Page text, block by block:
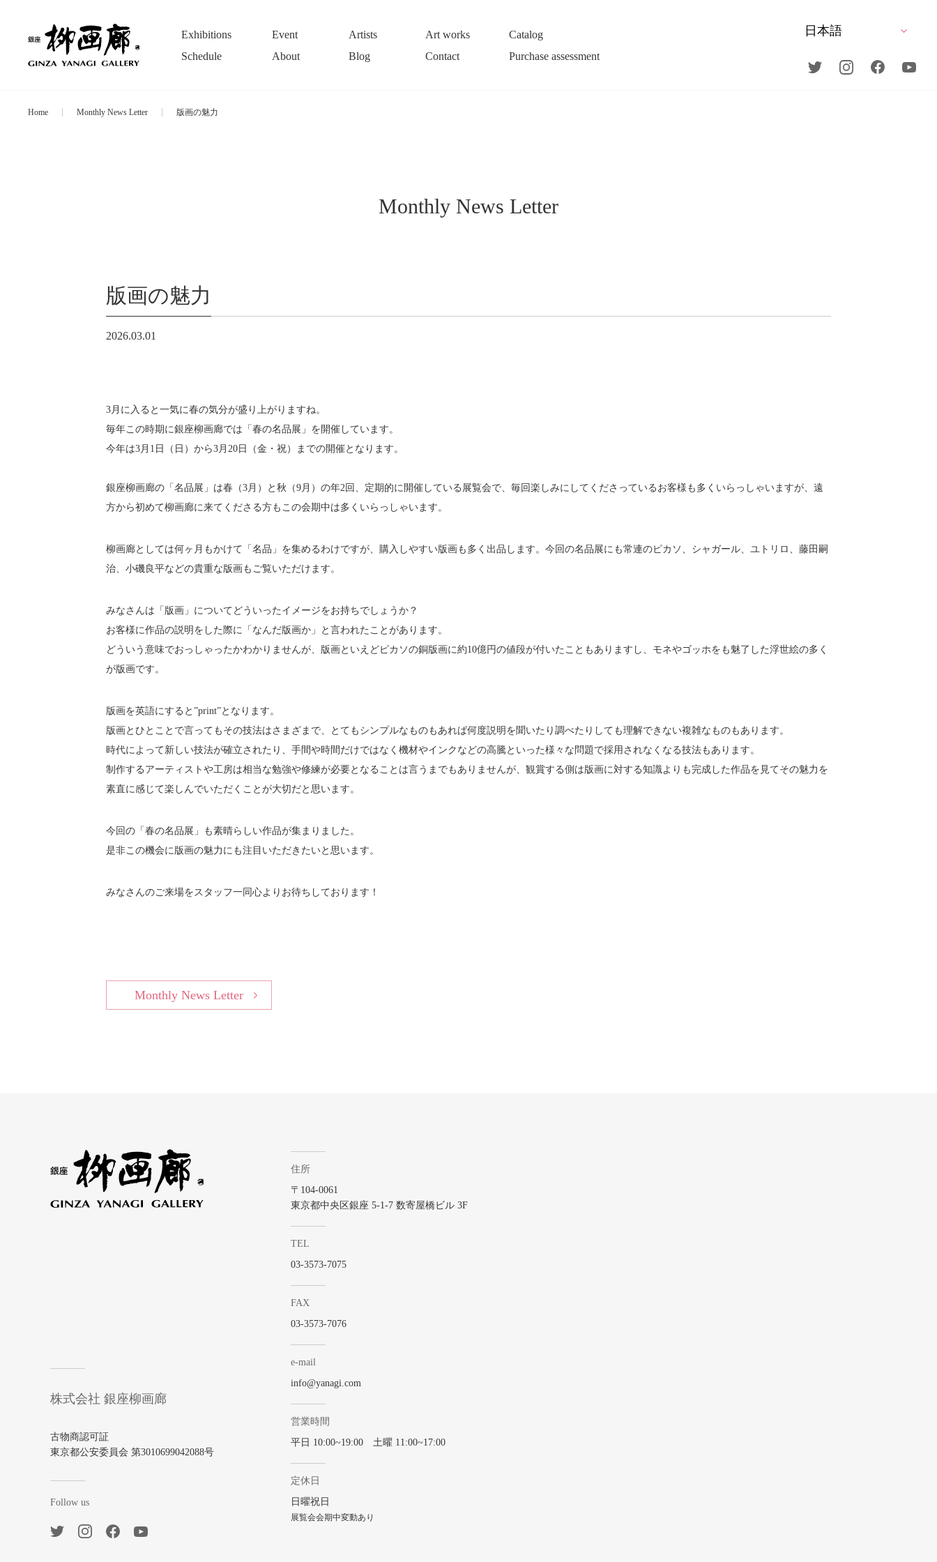
Exhibitions Event Artists Art works
Catalog
Schedule
About Blog Contact Purchase assessment
Home Monthly News Letter 版画の魅力
Monthly News Letter
版画の魅力
2026.03.01
3月に入ると一気に春の気分が盛り上がりますね。
毎年この時期に銀座柳画廊では「春の名品展」を開催しています。
今年は3月1日（日）から3月20日（金・祝）までの開催となります。
銀座柳画廊の「名品展」は春（3月）と秋（9月）の年2回、定期的に開催している展覧会で、毎回楽しみにしてくださっているお客様も多くいらっしゃいますが、遠
方から初めて柳画廊に来てくださる方もこの会期中は多くいらっしゃいます。
柳画廊としては何ヶ月もかけて「名品」を集めるわけですが、購入しやすい版画も多く出品します。今回の名品展にも常連のピカソ、シャガール、ユトリロ、藤田嗣
治、小磯良平などの貴重な版画もご覧いただけます。
みなさんは「版画」についてどういったイメージをお持ちでしょうか？
お客様に作品の説明をした際に「なんだ版画か」と言われたことがあります。
どういう意味でおっしゃったかわかりませんが、版画といえどピカソの銅版画に約10億円の値段が付いたこともありますし、モネやゴッホをも魅了した浮世絵の多く
が版画です。
版画を英語にすると”print”となります。
版画とひとことで言ってもその技法はさまざまで、とてもシンプルなものもあれば何度説明を聞いたり調べたりしても理解できない複雑なものもあります。
時代によって新しい技法が確立されたり、手間や時間だけではなく機材やインクなどの高騰といった様々な問題で採用されなくなる技法もあります。
制作するアーティストや工房は相当な勉強や修練が必要となることは言うまでもありませんが、観賞する側は版画に対する知識よりも完成した作品を見てその魅力を
素直に感じて楽しんでいただくことが大切だと思います。
今回の「春の名品展」も素晴らしい作品が集まりました。
是非この機会に版画の魅力にも注目いただきたいと思います。
みなさんのご来場をスタッフ一同心よりお待ちしております！
Monthly News Letter
株式会社 銀座柳画廊
古物商認可証
東京都公安委員会 第3010699042088号
Follow us
住所
〒104-0061
東京都中央区銀座 5-1-7 数寄屋橋ビル 3F
TEL
03-3573-7075
FAX
03-3573-7076
e-mail
info@yanagi.com
営業時間
平日 10:00~19:00 土曜 11:00~17:00
定休日
日曜祝日
展覧会会期中変動あり